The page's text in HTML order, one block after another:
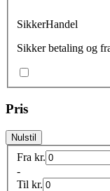
SikkerHandel
Sikker betaling og
Pris
Nulstil
Fra kr.
-
Til kr.